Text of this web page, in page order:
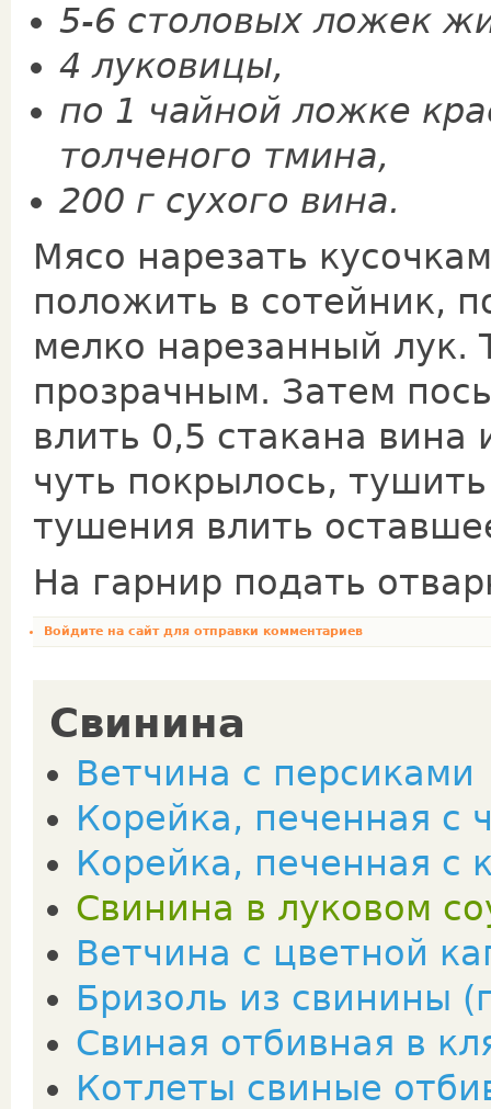
5-6 столовых ложек
4 луковицы,
по 1 чайной ложке
толченого тмина,
200 г сухого вина.
Мясо нарезать
положить в сотейник,
мелко нарезанный лук.
прозрачным. Затем
влить 0,5 стакана
чуть покрылось,
тушения влить
На гарнир подать
Войдите на сайтдля отправки комментариев
Свинина
Ветчина с персиками
Корейка, печенная с
Корейка, печенная с
Свинина в луковом
Ветчина с цветной
Бризоль из свинины
Свиная отбивная в
Котлеты свиные